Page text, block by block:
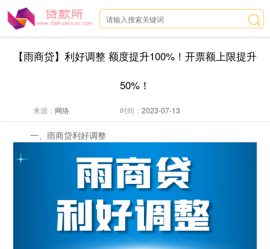
【雨商贷】利好调整 额度提升100%！开票额上限提升
50%！
来源： 网络 时间： 2023-07-13
一、雨商贷利好调整